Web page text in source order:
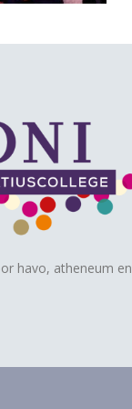
havo, atheneum en